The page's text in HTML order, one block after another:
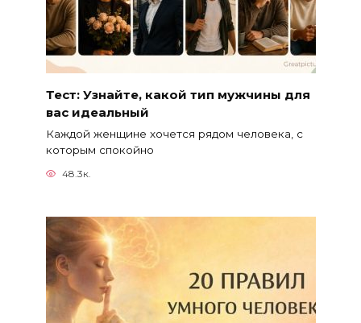
Тест: Узнайте, какой тип мужчины для
вас идеальный
Каждой женщине хочется рядом человека, с
которым спокойно
48.3к.